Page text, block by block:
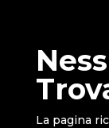
La pagina